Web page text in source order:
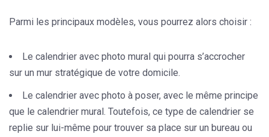
Parmi les principaux modèles, vous pourrez alors choisir :
Le calendrier avec photo mural qui pourra s’accrocher
sur un mur stratégique de votre domicile.
Le calendrier avec photo à poser, avec le même principe
que le calendrier mural. Toutefois, ce type de calendrier se
replie sur lui-même pour trouver sa place sur un bureau ou